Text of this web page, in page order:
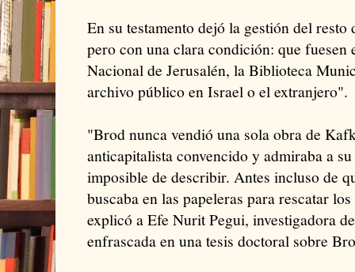
En su testamento dejó la gestión del
pero con una clara condición: que
Nacional de Jerusalén, la Biblioteca
archivo público en Israel o el extranjero".
"Brod nunca vendió una sola obra de
anticapitalista convencido y admiraba a
imposible de describir. Antes incluso de
buscaba en las papeleras para rescatar
explicó a Efe Nurit Pegui, investigadora
enfrascada en una tesis doctoral sobre